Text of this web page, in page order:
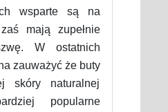
wsparte są na
mają zupełnie
W ostatnich
zauważyć że buty
skóry naturalnej
popularne